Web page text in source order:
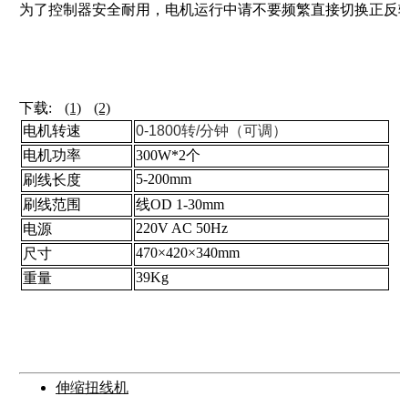
为了控制器安全耐用，电机运行中请不要频繁直接切换正
下载: (1)
(2)
电机转速
0-1800转/分钟（可调）
电机功率
300W*2个
刷线长度
5-200mm
刷线范围
线OD 1-30mm
电源
220V AC 50Hz
尺寸
470×420×340mm
重量
39Kg
伸缩扭线机